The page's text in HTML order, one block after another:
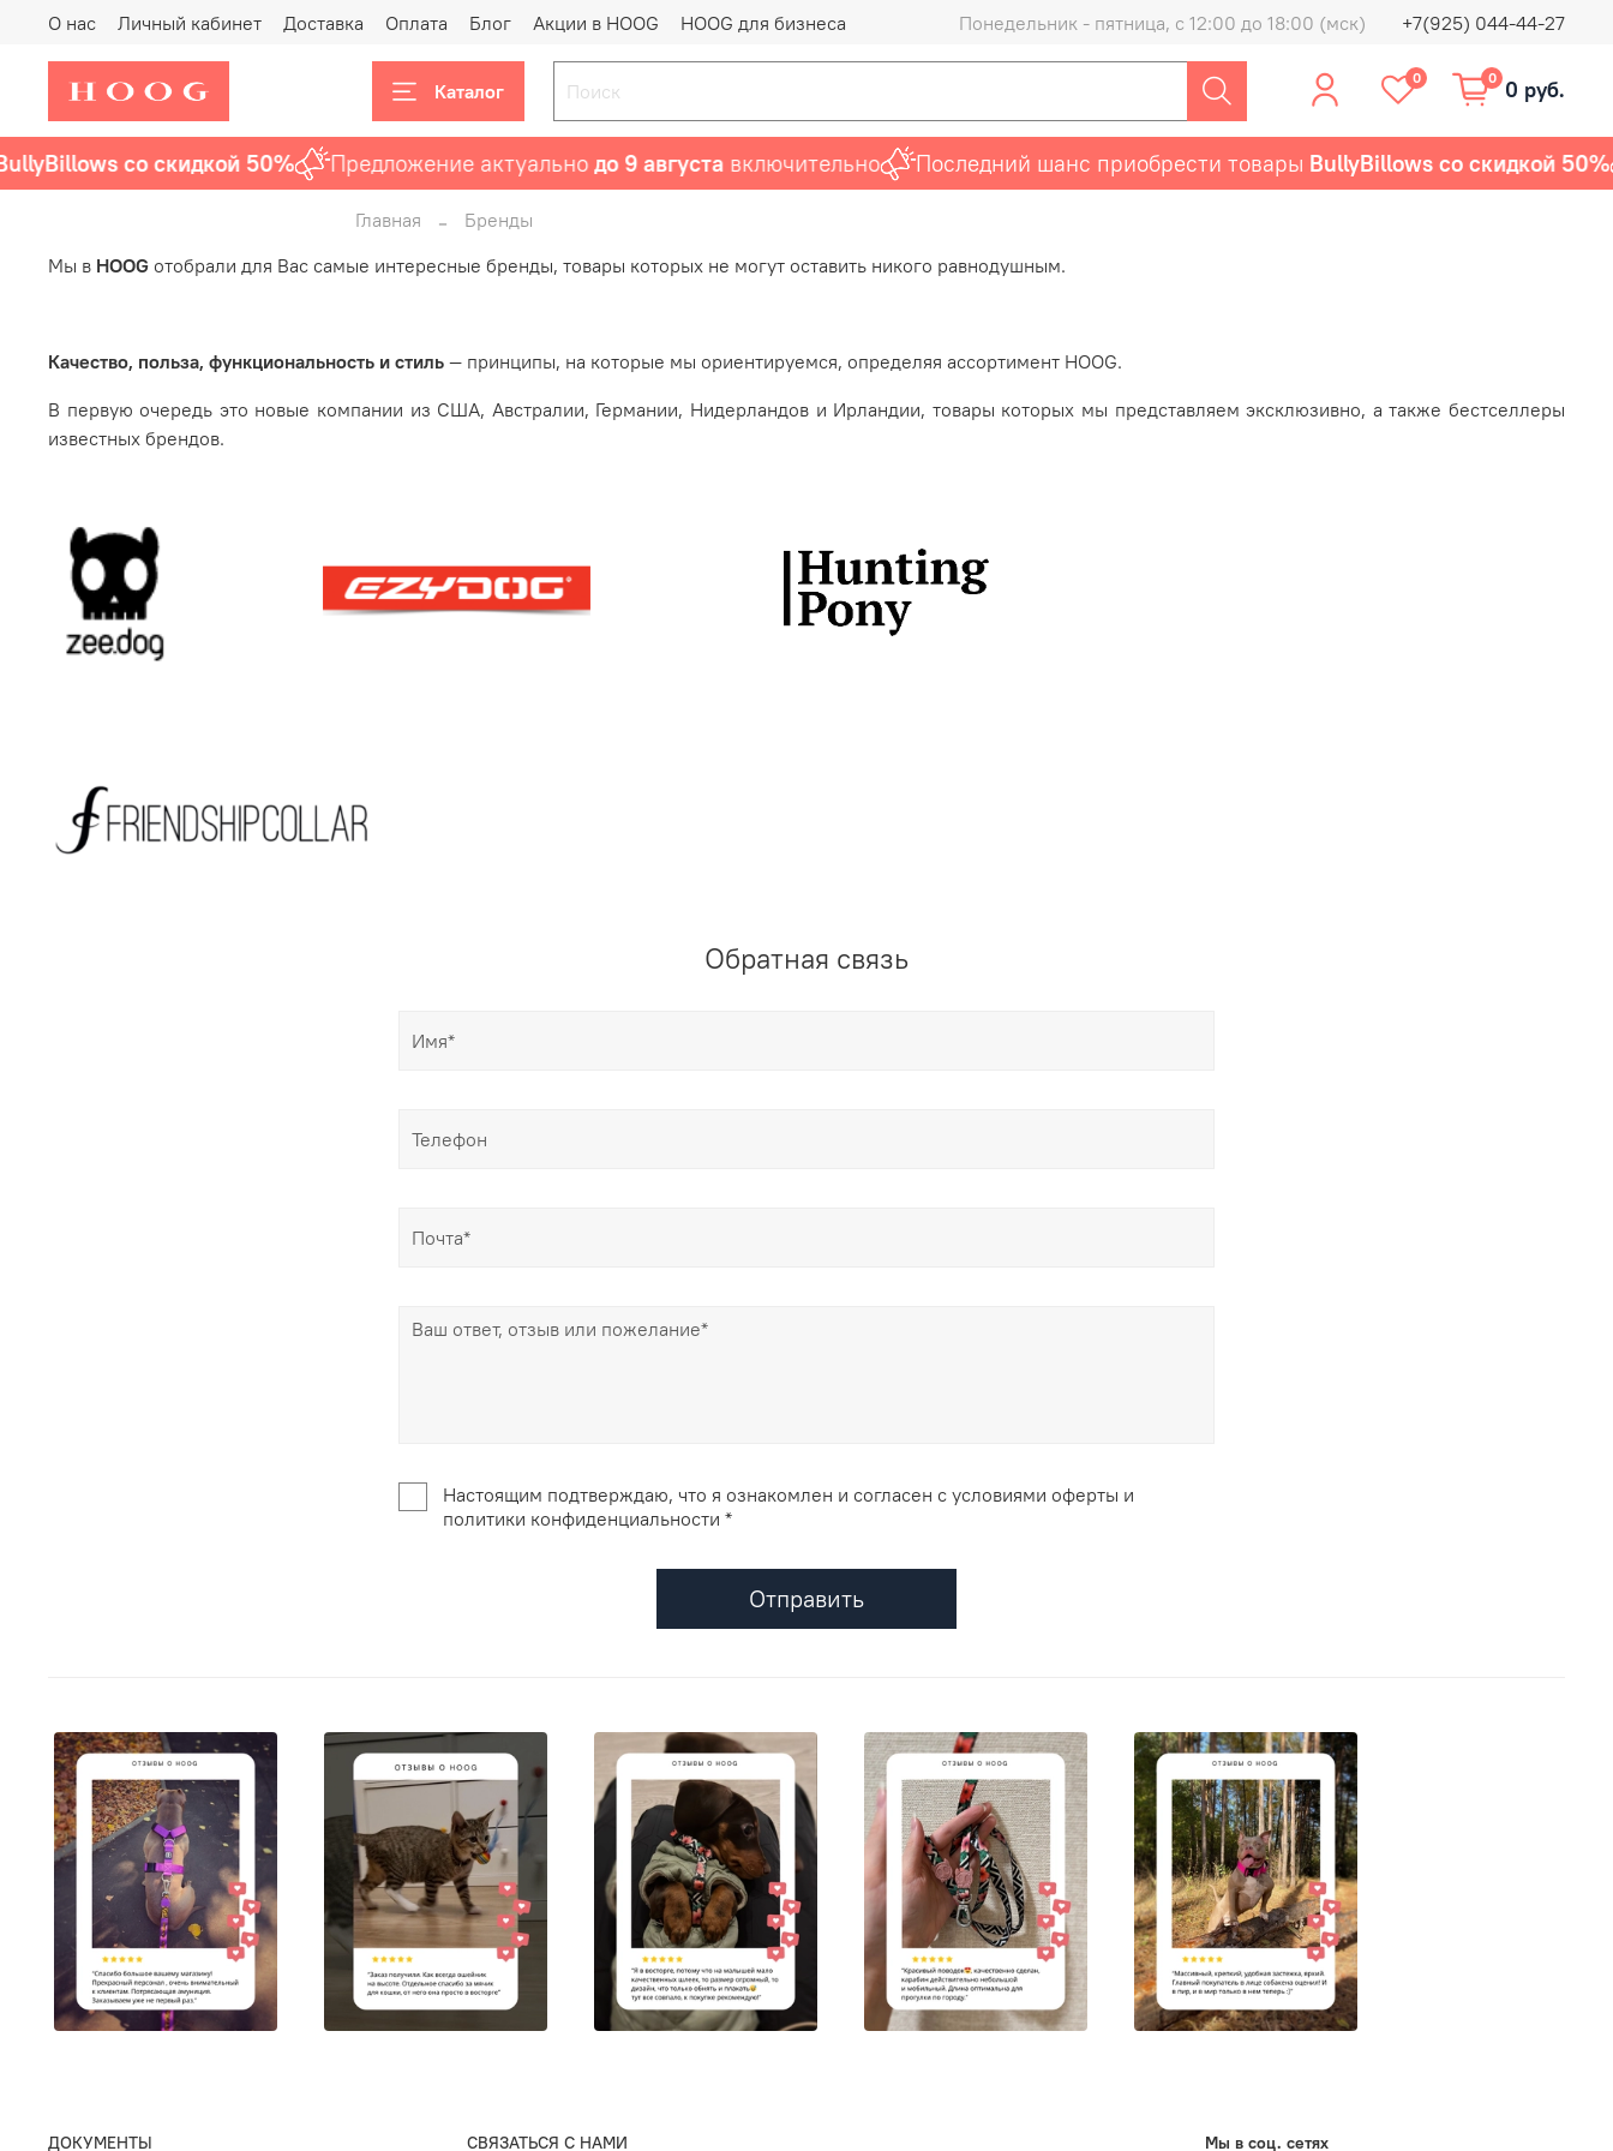
О нас Личный кабинет Доставка Оплата Блог Акции в HOOG HOOG для бизнеса Понедельник - пятница, с 12:00 до 18:00 (мск) +7(925) 044-44-27
Каталог
0 0 0 руб.
со скидкой 50% Предложение актуальнодо 9 августавключительно Последний шанс приобрести товарыBullyBillows со скидкой 50%
Главная
Бренды
Мы в HOOG отобрали для Вас самые интересные бренды, товары которых не могут оставить никого равнодушным.
Качество, польза, функциональность и стиль — принципы, на которые мы ориентируемся, определяя ассортимент HOOG.
В первую очередь это новые компании из США, Австралии, Германии, Нидерландов и Ирландии, товары которых мы представляем эксклюзивно, а также бестселлеры
известных брендов.
Обратная связь
Настоящим подтверждаю, что я ознакомлен и согласен с условиями оферты и
политики конфиденциальности *
Отправить
ДОКУМЕНТЫ СВЯЗАТЬСЯ С НАМИ Мы в соц. сетях